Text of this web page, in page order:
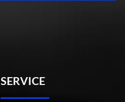
SERVICE